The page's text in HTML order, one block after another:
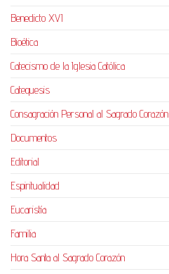
Benedicto XVI
Bioética
Catecismo de la Iglesia Católica
Catequesis
Consagración Personal al Sagrado Corazón
Documentos
Editorial
Espiritualidad
Eucaristía
Familia
Hora Santa al Sagrado Corazón